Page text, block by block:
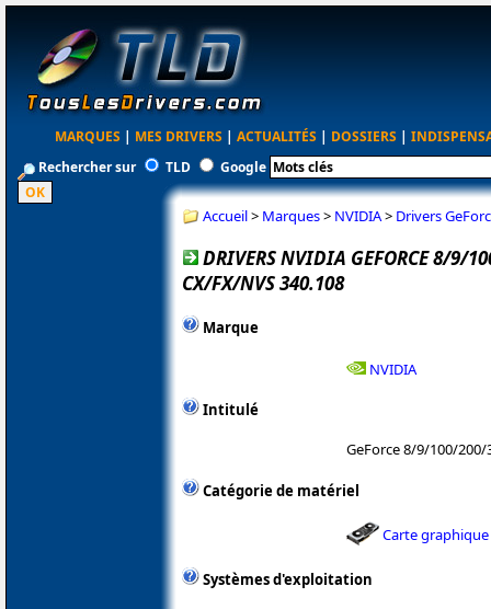
MARQUES | MES DRIVERS | ACTUALITÉS | DOSSIERS |
Rechercher sur
TLD Google
Accueil> Marques> NVIDIA> Drivers
DRIVERS NVIDIA GEFORCE 8/9/
CX/FX/NVS 340.108
Marque
NVIDIA
Intitulé
GeForce 8/9/100/
Catégorie de matériel
Carte graphique
Systèmes d'exploitation